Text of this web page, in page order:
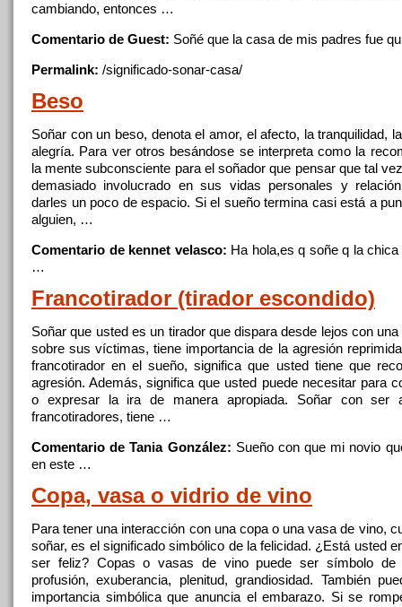
cambiando, entonces …
Comentario de Guest: Soñé que la casa de mis padres fue
Permalink: /significado-sonar-casa/
Beso
Soñar con un beso, denotael amor, elafecto, latranquilidad, la
alegría. Para ver otros besándose se interpreta como la
la mente subconsciente para elsoñadorque pensar quetal
demasiado involucrado en sus vidas personales y
darles un poco deespacio. Siel sueño termina casi está a
alguien, …
Comentario de kennet velasco: Ha hola,es q soñe q lachica
…
Francotirador (tirador escondido)
Soñar que usted es un tirador quedispara desde lejos con una
sobre sus víctimas, tiene importanciade laagresión
francotirador enel sueño, significaque usted tiene que
agresión. Además, significaque usted puede necesitar para
o expresar lairade manera apropiada. Soñarcon ser
francotiradores, tiene …
Comentario de Tania González: Sueño con que mi novio
en este …
Copa, vasa o vidrio de vino
Para tener una interacción con una copa o una vasade vino,
soñar, es elsignificado simbólico de lafelicidad. ¿Está usted
ser feliz? Copas o vasas devino puede ser símbolo de
profusión, exuberancia, plenitud, grandiosidad. También
importancia simbólicaque anuncia elembarazo. Si se